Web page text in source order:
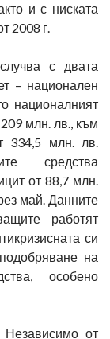
и с ниската
2008 г.
с двата
– национален
националният
млн. лв., към
334,5 млн. лв.
средства
от 88,7 млн.
май. Данните
работят
си
на
особено
Независимо от